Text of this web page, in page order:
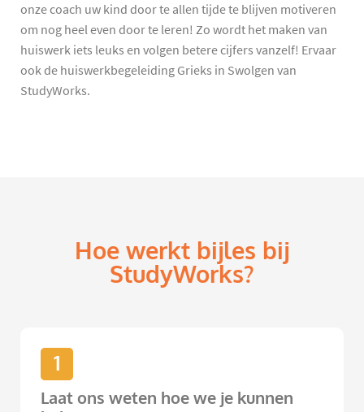
onze coach uw kind door te allen tijde te blijven motiveren
om nog heel even door te leren! Zo wordt het maken van
huiswerk iets leuks en volgen betere cijfers vanzelf! Ervaar
ook de huiswerkbegeleiding Grieks in Swolgen van
StudyWorks.
Hoe werkt bijles bij
StudyWorks?
1
Laat ons weten hoe we je kunnen